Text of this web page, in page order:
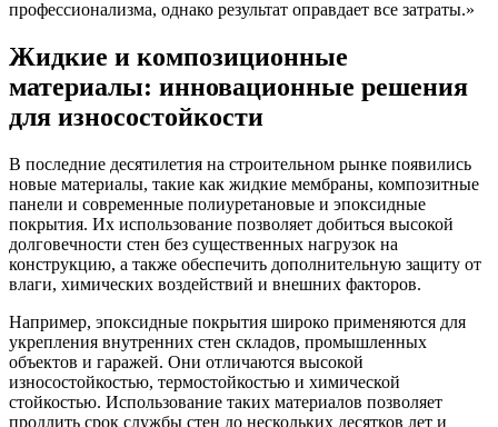
профессионализма, однако результат оправдает все затраты.»
Жидкие и композиционные
материалы: инновационные решения
для износостойкости
В последние десятилетия на строительном рынке появились
новые материалы, такие как жидкие мембраны, композитные
панели и современные полиуретановые и эпоксидные
покрытия. Их использование позволяет добиться высокой
долговечности стен без существенных нагрузок на
конструкцию, а также обеспечить дополнительную защиту от
влаги, химических воздействий и внешних факторов.
Например, эпоксидные покрытия широко применяются для
укрепления внутренних стен складов, промышленных
объектов и гаражей. Они отличаются высокой
износостойкостью, термостойкостью и химической
стойкостью. Использование таких материалов позволяет
продлить срок службы стен до нескольких десятков лет и